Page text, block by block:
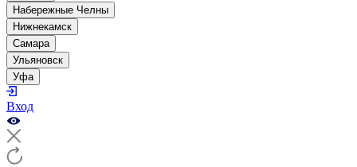
Набережные Челны
Нижнекамск
Самара
Ульяновск
Уфа
Вход